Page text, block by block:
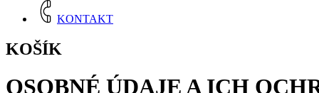
KONTAKT
KOŠÍK
OSOBNÉ ÚDAJE A ICH